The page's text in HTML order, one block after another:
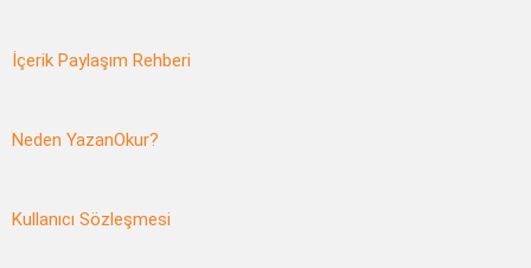
İçerik Paylaşım Rehberi
Neden YazanOkur?
Kullanıcı Sözleşmesi